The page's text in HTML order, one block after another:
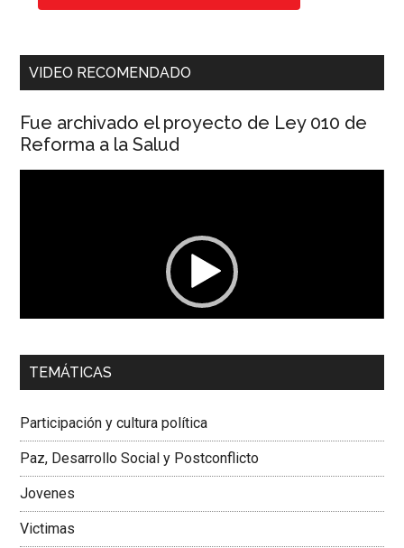
VIDEO RECOMENDADO
Fue archivado el proyecto de Ley 010 de
Reforma a la Salud
00:00 01:04
Dra. Carolina Corcho Mejía,Presidenta Corporación
Colombiana
TEMÁTICAS
Participación y cultura política
Paz, Desarrollo Social y Postconflicto
Jovenes
Victimas